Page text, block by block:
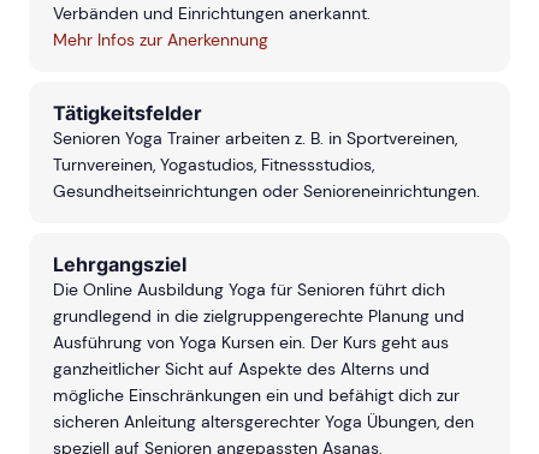
Verbänden und Einrichtungen anerkannt.
Mehr Infos zur Anerkennung
Tätigkeitsfelder
Senioren Yoga Trainer arbeiten z. B. in Sportvereinen,
Turnvereinen, Yogastudios, Fitnessstudios,
Gesundheitseinrichtungen oder Senioreneinrichtungen.
Lehrgangsziel
Die Online Ausbildung Yoga für Senioren führt dich
grundlegend in die zielgruppengerechte Planung und
Ausführung von Yoga Kursen ein. Der Kurs geht aus
ganzheitlicher Sicht auf Aspekte des Alterns und
mögliche Einschränkungen ein und befähigt dich zur
sicheren Anleitung altersgerechter Yoga Übungen, den
speziell auf Senioren angepassten Asanas.